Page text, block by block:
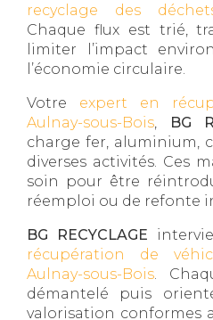
recyclage des
Chaque flux est trié,
limiter l’impact
l’économie circulaire.
Votre expert en
Aulnay-sous-Bois, BG
charge fer, aluminium,
diverses activités. Ces
soin pour être
réemploi ou de refonte
BG RECYCLAGE
récupération de
Aulnay-sous-Bois.
démantelé puis
valorisation conformes